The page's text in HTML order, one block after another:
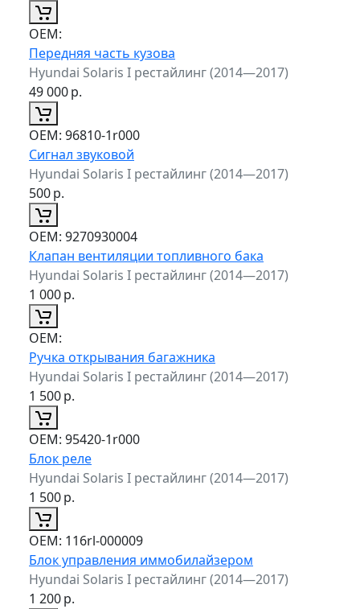
ОЕМ:
Передняя часть кузова
Hyundai Solaris I рестайлинг (2014—2017)
49 000р.
ОЕМ: 96810-1r000
Сигнал звуковой
Hyundai Solaris I рестайлинг (2014—2017)
500р.
ОЕМ: 9270930004
Клапан вентиляции топливного бака
Hyundai Solaris I рестайлинг (2014—2017)
1 000р.
ОЕМ:
Ручка открывания багажника
Hyundai Solaris I рестайлинг (2014—2017)
1 500р.
ОЕМ: 95420-1r000
Блок реле
Hyundai Solaris I рестайлинг (2014—2017)
1 500р.
ОЕМ: 116rl-000009
Блок управления иммобилайзером
Hyundai Solaris I рестайлинг (2014—2017)
1 200р.